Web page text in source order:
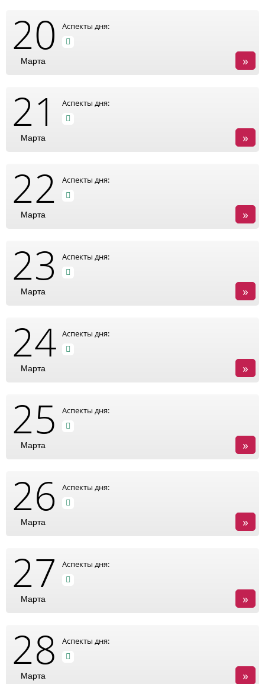
20
Марта
Аспекты дня:
»
21
Марта
Аспекты дня:
»
22
Марта
Аспекты дня:
»
23
Марта
Аспекты дня:
»
24
Марта
Аспекты дня:
»
25
Марта
Аспекты дня:
»
26
Марта
Аспекты дня:
»
27
Марта
Аспекты дня:
»
28
Марта
Аспекты дня:
»